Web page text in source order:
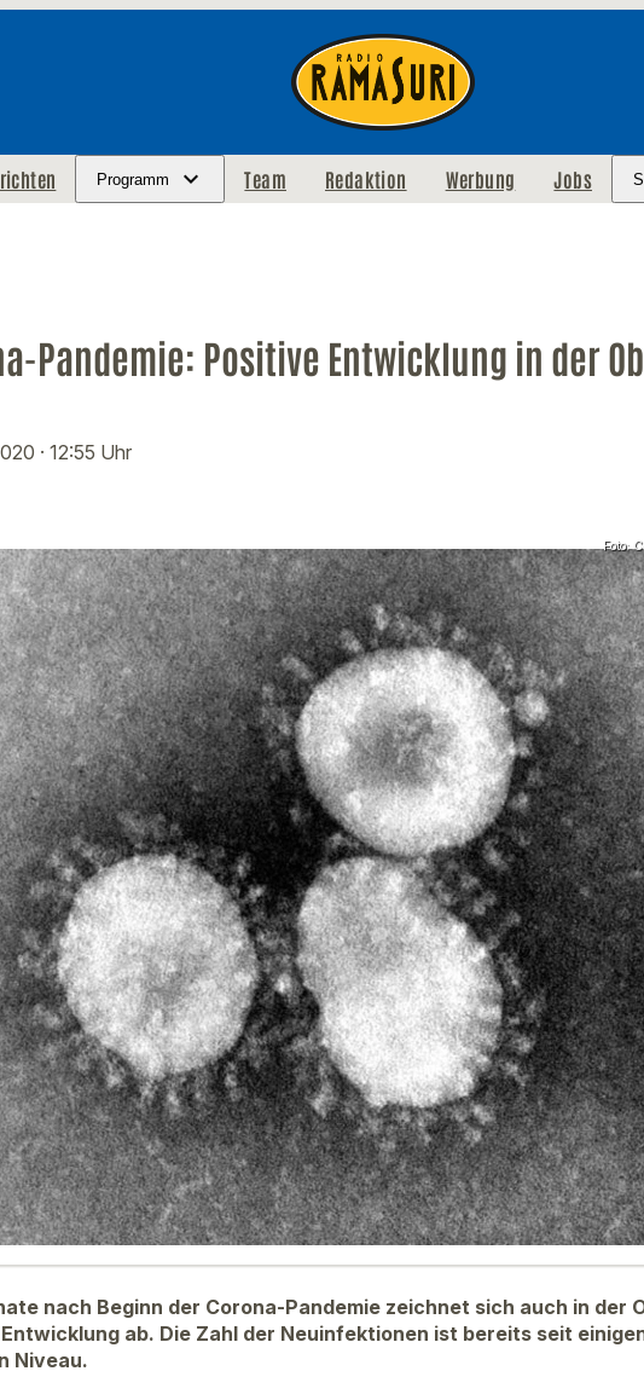
Programm Team Redaktion Werbung Jobs
Pandemie: Positive Entwicklung in der
· 12:55 Uhr
Foto:
nach Beginn der Corona-Pandemie zeichnet sich auch in der
ab. Die Zahl der Neuinfektionen ist bereits seit
Niveau.